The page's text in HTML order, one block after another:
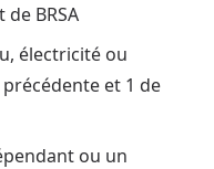
BRSA
électricité ou
précédente et 1 de
ou un